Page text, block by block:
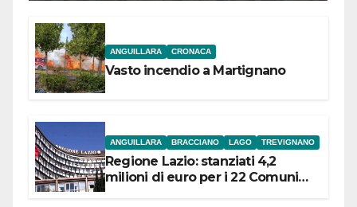
ANGUILLARA CRONACA
Vasto incendio a Martignano
ANGUILLARA BRACCIANO LAGO TREVIGNANO
Regione Lazio: stanziati 4,2
milioni di euro per i 22 Comuni